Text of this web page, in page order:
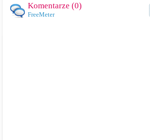
Komentarze (0)
FreeMeter